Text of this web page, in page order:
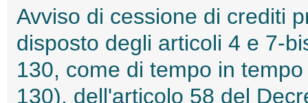
Avviso di cessione di crediti
disposto degli articoli 4 e 7-
130, come di tempo in
130), dell'articolo 58 del